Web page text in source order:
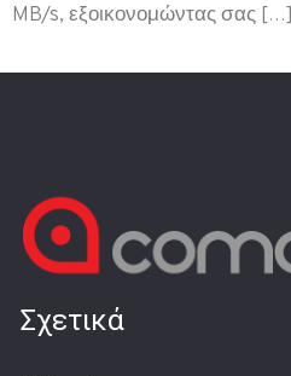
MB/s, εξοικονομώντας σας […]
Σχετικά